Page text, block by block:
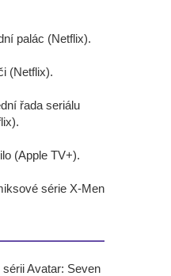
palác (Netflix).
(Netflix).
řada seriálu
(Apple TV+).
série X-Men
Avatar: Seven